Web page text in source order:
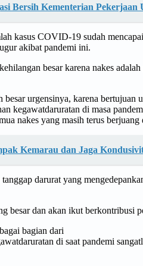
Bersih Kementerian Pekerjaan
kasus COVID-19 sudah
akibat pandemi ini.
besar karena nakes
besar urgensinya, karena bertujuan
kegawatdaruratan di masa
nakes yang masih terus
Kemarau dan Jaga
darurat yang
besar dan akan ikut
bagian dari
di saat pandemi